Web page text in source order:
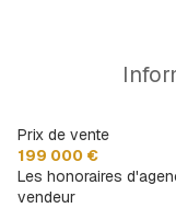
Prix de vente
199 000 €
Les honoraires
vendeur